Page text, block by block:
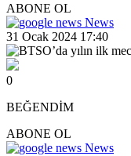
ABONE OL
News
31 Ocak 2024 17:40
0
BEĞENDİM
ABONE OL
News